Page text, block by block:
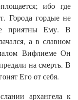
ибо где
Города гордые не
приятны Ему. В
а в славном
Вифлиеме Он
на смерть. В
Его от себя.
архангела к